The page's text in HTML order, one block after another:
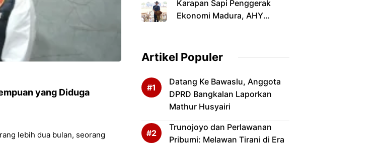
yang Diduga
lebih dua bulan, seorang
Primadona Di Musim Panen
2026
Karapan Sapi Penggerak
Ekonomi Madura, AHY
Artikel Populer
Datang Ke Bawaslu, Anggota
DPRD Bangkalan Laporkan
Mathur Husyairi
Trunojoyo dan Perlawanan
Pribumi: Melawan Tirani di Era